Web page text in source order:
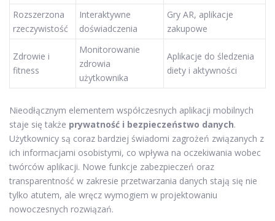
Rozszerzona
rzeczywistość
Interaktywne
doświadczenia
Gry AR, aplikacje
zakupowe
Zdrowie i
fitness
Monitorowanie
zdrowia
użytkownika
Aplikacje do śledzenia
diety i aktywności
Nieodłącznym elementem współczesnych aplikacji mobilnych
staje się także prywatność i bezpieczeństwo danych.
Użytkownicy są coraz bardziej świadomi zagrożeń związanych z
ich informacjami osobistymi, co wpływa na oczekiwania wobec
twórców aplikacji. Nowe funkcje zabezpieczeń oraz
transparentność w zakresie przetwarzania danych stają się nie
tylko atutem, ale wręcz wymogiem w projektowaniu
nowoczesnych rozwiązań.